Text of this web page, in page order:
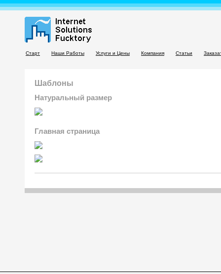
Старт Наши Работы Услуги и Цены Компания Статьи
Шаблоны
Натуральный размер
Главная страница